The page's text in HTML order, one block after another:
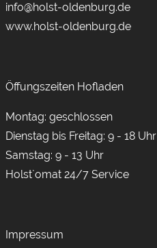
info@holst-oldenburg.de
www.holst-oldenburg.de
Öffungszeiten Hofladen
Montag: geschlossen
Dienstag bis Freitag: 9 - 18 Uhr
Samstag: 9 - 13 Uhr
Holst`omat 24/7 Service
Impressum